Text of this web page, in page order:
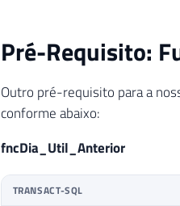
Pré-Requisito:
Outro pré-requisito para a
conforme abaixo:
fncDia_Util_Anterior
TRANSACT-SQL